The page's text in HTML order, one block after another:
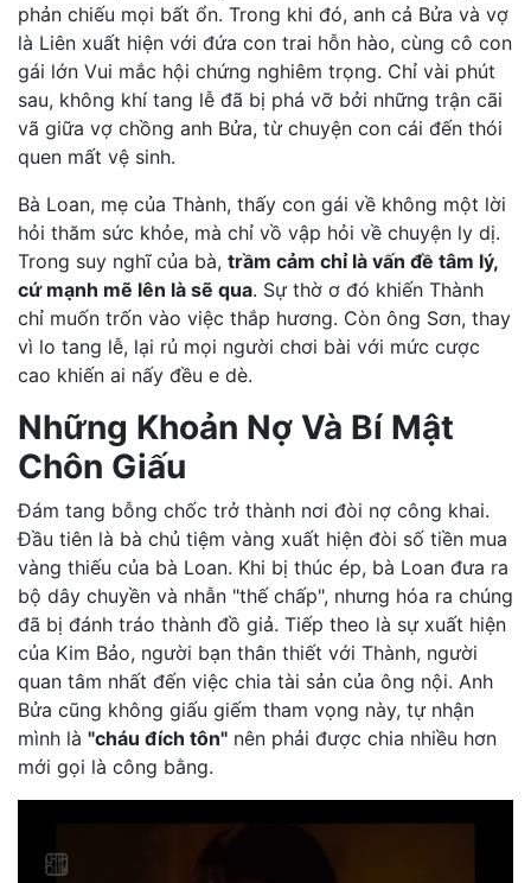
phản chiếu mọi bất ổn. Trong khi đó, anh cả Bửa và vợ
là Liên xuất hiện với đứa con trai hỗn hào, cùng cô con
gái lớn Vui mắc hội chứng nghiêm trọng. Chỉ vài phút
sau, không khí tang lễ đã bị phá vỡ bởi những trận cãi
vã giữa vợ chồng anh Bửa, từ chuyện con cái đến thói
quen mất vệ sinh.
Bà Loan, mẹ của Thành, thấy con gái về không một lời
hỏi thăm sức khỏe, mà chỉ vồ vập hỏi về chuyện ly dị.
Trong suy nghĩ của bà, trầm cảm chỉ là vấn đề tâm lý,
cứ mạnh mẽ lên là sẽ qua. Sự thờ ơ đó khiến Thành
chỉ muốn trốn vào việc thắp hương. Còn ông Sơn, thay
vì lo tang lễ, lại rủ mọi người chơi bài với mức cược
cao khiến ai nấy đều e dè.
Những Khoản Nợ Và Bí Mật
Chôn Giấu
Đám tang bỗng chốc trở thành nơi đòi nợ công khai.
Đầu tiên là bà chủ tiệm vàng xuất hiện đòi số tiền mua
vàng thiếu của bà Loan. Khi bị thúc ép, bà Loan đưa ra
bộ dây chuyền và nhẫn "thế chấp", nhưng hóa ra chúng
đã bị đánh tráo thành đồ giả. Tiếp theo là sự xuất hiện
của Kim Bảo, người bạn thân thiết với Thành, người
quan tâm nhất đến việc chia tài sản của ông nội. Anh
Bửa cũng không giấu giếm tham vọng này, tự nhận
mình là "cháu đích tôn" nên phải được chia nhiều hơn
mới gọi là công bằng.